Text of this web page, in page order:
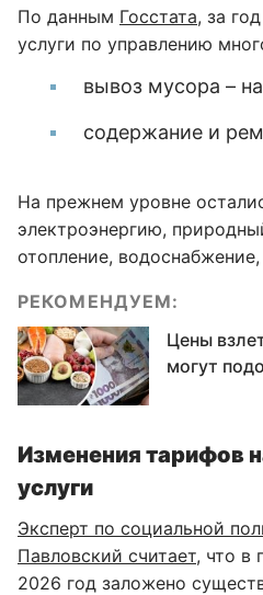
По данным Госстата, за
услуги по управлению
вывоз мусора –
содержание и
На прежнем уровне
электроэнергию,
отопление,
РЕКОМЕНДУЕМ:
Цены
могут
Изменения тарифов
услуги
Эксперт по социальной
Павловский считает, что в
2026 год заложено